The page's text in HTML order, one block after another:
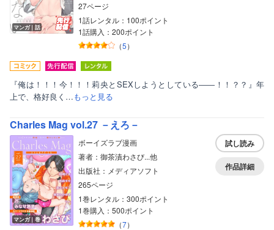
マンガ｜話
27ページ
1話レンタル：100ポイント
1話購入：200ポイント
（5）
『俺は！！！今！！！莉央とSEXしようとしている――！！？？』年
上で、格好良く…もっと見る
Charles Mag vol.27 －えろ－
マンガ｜巻
ボーイズラブ漫画
著者：御茶漬わさび...他
出版社：メディアソフト
265ページ
1巻レンタル：300ポイント
1巻購入：500ポイント
（7）
試し読み
作品詳細